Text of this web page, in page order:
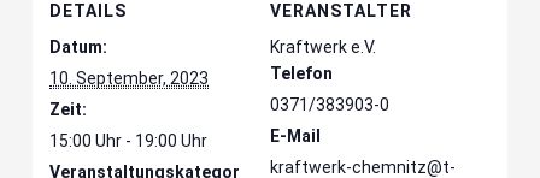
DETAILS
Datum:
10. September, 2023
Zeit:
15:00 Uhr - 19:00 Uhr
Veranstaltungskategor
VERANSTALTER
Kraftwerk e.V.
Telefon
0371/383903-0
E-Mail
kraftwerk-chemnitz@t-